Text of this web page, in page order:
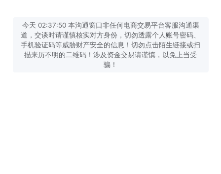
今天 02:37:50 本沟通窗口非任何电商交易平台客服沟通渠
道，交谈时请谨慎核实对方身份，切勿透露个人账号密码、
手机验证码等威胁财产安全的信息！切勿点击陌生链接或扫
描来历不明的二维码！涉及资金交易请谨慎，以免上当受
骗！